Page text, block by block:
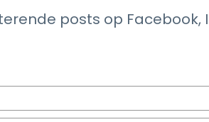
posts op Facebook,